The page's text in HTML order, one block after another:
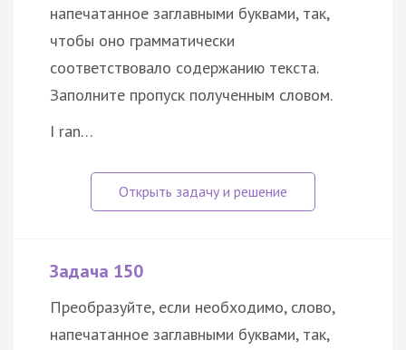
напечатанное заглавными буквами, так,
чтобы оно грамматически
соответствовало содержанию текста.
Заполните пропуск полученным словом.
I ran…
Задача 150
Преобразуйте, если необходимо, слово,
напечатанное заглавными буквами, так,